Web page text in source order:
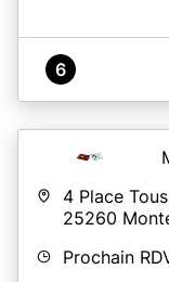
6
4 Place
25260
Prochain